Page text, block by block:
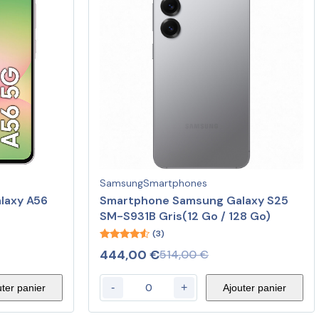
A56
panier
SamsungSmartphones
Smartphone Samsung Galaxy S25
SM-S931B Gris(12 Go / 128 Go)
out of 5
(3)
514,00€
444,00 €
- + Ajouter panier